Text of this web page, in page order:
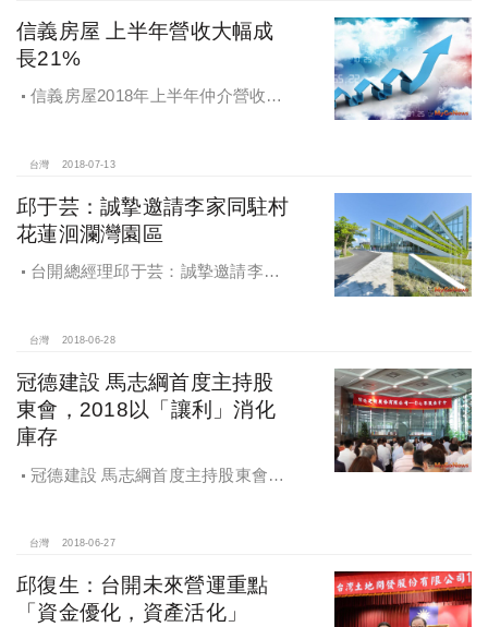
信義房屋 上半年營收大幅成
長21%
信義房屋2018年上半年仲介營收大
台灣 2018-07-13
邱于芸：誠摯邀請李家同駐村
花蓮洄瀾灣園區
台開總經理邱于芸：誠摯邀請李家
台灣 2018-06-28
冠德建設 馬志綱首度主持股
東會，2018以「讓利」消化
庫存
冠德建設 馬志綱首度主持股東會，
台灣 2018-06-27
邱復生：台開未來營運重點
「資金優化，資產活化」